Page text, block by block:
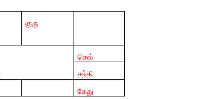
குரு
செவ்
சந்தி
கேது